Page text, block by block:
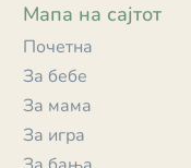
Мапа на сајтот
Почетна
За бебе
За мама
За игра